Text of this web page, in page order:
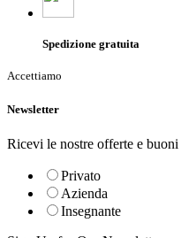
Spedizione gratuita
Accettiamo
Newsletter
Ricevi le nostre offerte e
Privato
Azienda
Insegnante